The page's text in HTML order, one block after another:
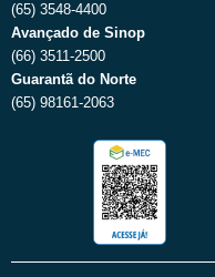
(65) 3548-4400
Avançado de Sinop
(66) 3511-2500
Guarantã do Norte
(65) 98161-2063